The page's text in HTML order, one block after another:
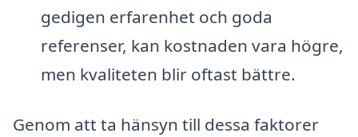
gedigen erfarenhet och goda
referenser, kan kostnaden vara högre,
men kvaliteten blir oftast bättre.
Genom att ta hänsyn till dessa faktorer